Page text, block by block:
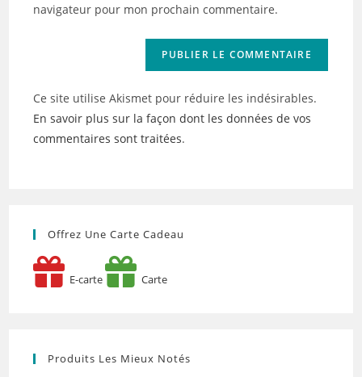
(facultatif)
navigateur pour mon prochain commentaire.
Ce site utilise Akismet pour réduire les indésirables.
En savoir plus sur la façon dont les données de vos
commentaires sont traitées.
Offrez Une Carte Cadeau
E-carte Carte
Produits Les Mieux Notés